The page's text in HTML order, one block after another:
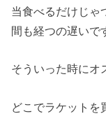
当食べるだけじゃ
間も経つの遅いで
そういった時にオ
どこでラケットを